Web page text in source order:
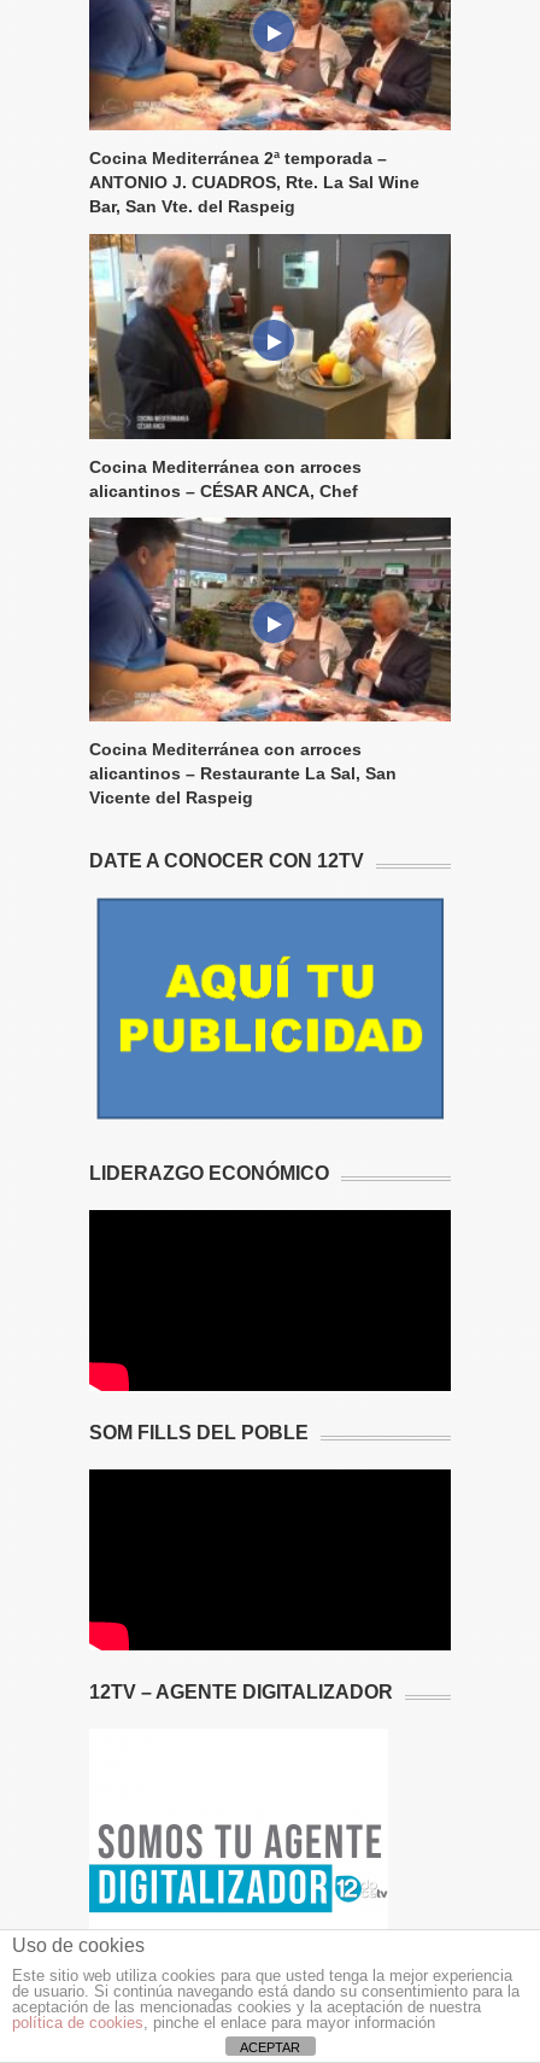
Cocina Mediterránea 2ª temporada –
ANTONIO J. CUADROS, Rte. La Sal Wine
Bar, San Vte. del Raspeig
Cocina Mediterránea con arroces
alicantinos – CÉSAR ANCA, Chef
Cocina Mediterránea con arroces
alicantinos – Restaurante La Sal, San
Vicente del Raspeig
DATE A CONOCER CON 12TV
LIDERAZGO ECONÓMICO
SOM FILLS DEL POBLE
12TV – AGENTE DIGITALIZADOR
Uso de cookies
Este sitio web utiliza cookies para que usted tenga la mejor experiencia
de usuario. Si continúa navegando está dando su consentimiento para la
aceptación de las mencionadas cookies y la aceptación de nuestra
política de cookies, pinche el enlace para mayor información
ACEPTAR